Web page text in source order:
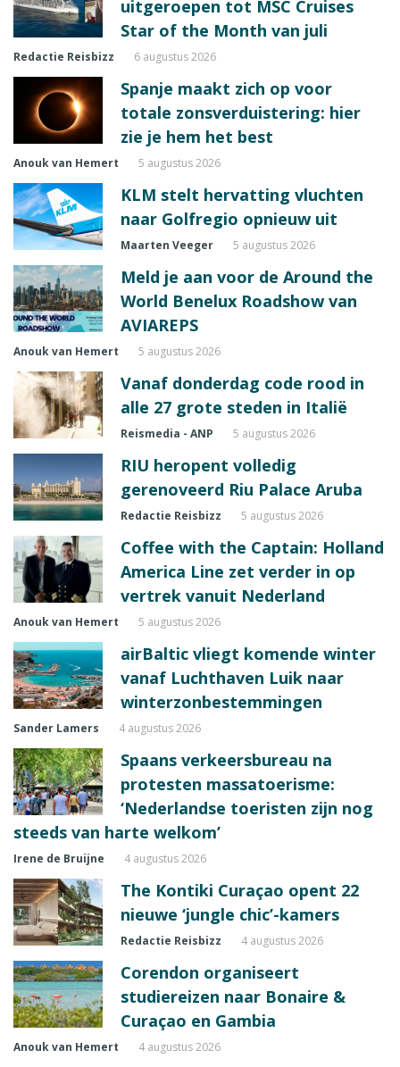
uitgeroepen tot MSC Cruises
Star of the Month van juli
Redactie Reisbizz 6 augustus 2026
Spanje maakt zich op voor
totale zonsverduistering: hier
zie je hem het best
Anouk van Hemert 5 augustus 2026
KLM stelt hervatting vluchten
naar Golfregio opnieuw uit
Maarten Veeger 5 augustus 2026
Meld je aan voor de Around the
World Benelux Roadshow van
AVIAREPS
Anouk van Hemert 5 augustus 2026
Vanaf donderdag code rood in
alle 27 grote steden in Italië
Reismedia - ANP 5 augustus 2026
RIU heropent volledig
gerenoveerd Riu Palace Aruba
Redactie Reisbizz 5 augustus 2026
Coffee with the Captain: Holland
America Line zet verder in op
vertrek vanuit Nederland
Anouk van Hemert 5 augustus 2026
airBaltic vliegt komende winter
vanaf Luchthaven Luik naar
winterzonbestemmingen
Sander Lamers 4 augustus 2026
Spaans verkeersbureau na
protesten massatoerisme:
‘Nederlandse toeristen zijn nog
steeds van harte welkom’
Irene de Bruijne 4 augustus 2026
The Kontiki Curaçao opent 22
nieuwe ‘jungle chic’-kamers
Redactie Reisbizz 4 augustus 2026
Corendon organiseert
studiereizen naar Bonaire &
Curaçao en Gambia
Anouk van Hemert 4 augustus 2026